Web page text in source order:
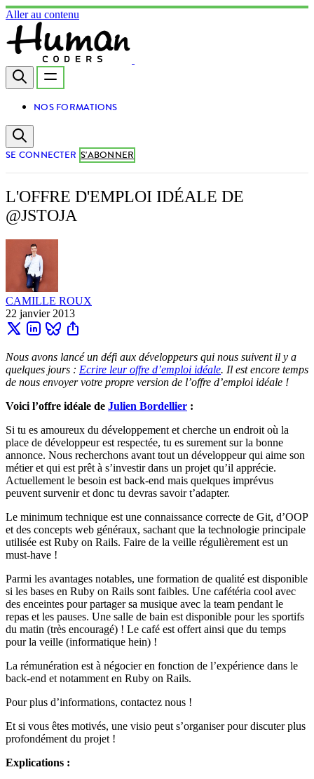
Aller au contenu
NOS FORMATIONS
SE CONNECTER S'ABONNER
L'OFFRE D'EMPLOI IDÉALE DE
@JSTOJA
CAMILLE ROUX
22 janvier 2013
Nous avons lancé un défi aux développeurs qui nous suivent il y a
quelques jours : Ecrire leur offre d’emploi idéale. Il est encore temps
de nous envoyer votre propre version de l’offre d’emploi idéale !
Voici l’offre idéale de Julien Bordellier :
Si tu es amoureux du développement et cherche un endroit où la
place de développeur est respectée, tu es surement sur la bonne
annonce. Nous recherchons avant tout un développeur qui aime son
métier et qui est prêt à s’investir dans un projet qu’il apprécie.
Actuellement le besoin est back-end mais quelques imprévus
peuvent survenir et donc tu devras savoir t’adapter.
Le minimum technique est une connaissance correcte de Git, d’OOP
et des concepts web généraux, sachant que la technologie principale
utilisée est Ruby on Rails. Faire de la veille régulièrement est un
must-have !
Parmi les avantages notables, une formation de qualité est disponible
si les bases en Ruby on Rails sont faibles. Une cafétéria cool avec
des enceintes pour partager sa musique avec la team pendant le
repas et les pauses. Une salle de bain est disponible pour les sportifs
du matin (très encouragé) ! Le café est offert ainsi que du temps
pour la veille (informatique hein) !
La rémunération est à négocier en fonction de l’expérience dans le
back-end et notamment en Ruby on Rails.
Pour plus d’informations, contactez nous !
Et si vous êtes motivés, une visio peut s’organiser pour discuter plus
profondément du projet !
Explications :